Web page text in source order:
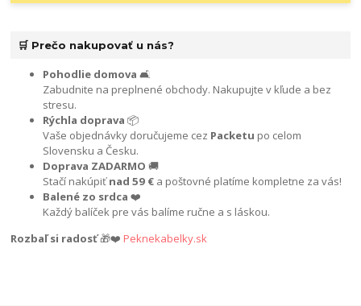
🛒 Prečo nakupovať u nás?
Pohodlie domova 🛋️
Zabudnite na preplnené obchody. Nakupujte v kľude a bez
stresu.
Rýchla doprava 📦
Vaše objednávky doručujeme cez Packetu po celom
Slovensku a Česku.
Doprava ZADARMO 🚚
Stačí nakúpiťnad 59 € a poštovné platíme kompletne za vás!
Balené zo srdca ❤️
Každý balíček pre vás balíme ručne a s láskou.
Rozbaľ si radosť🎁❤️ Peknekabelky.sk